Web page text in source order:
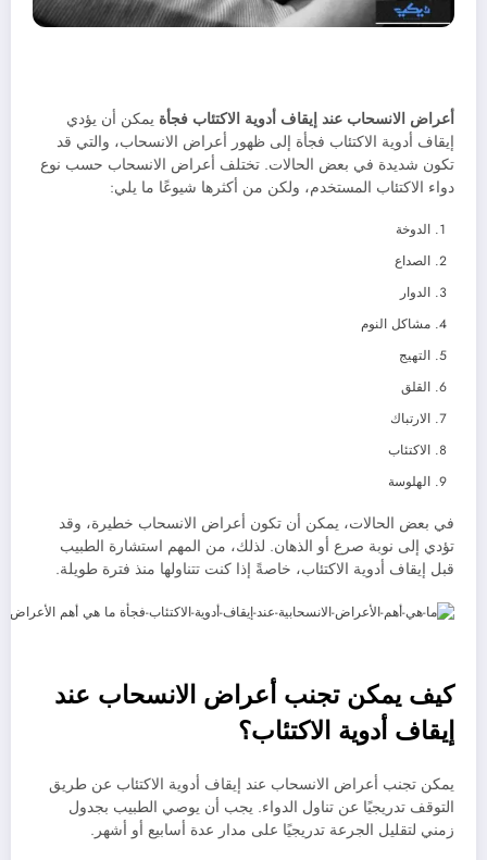
أعراض الانسحاب عند إيقاف أدوية الاكتئاب فجأة يمكن أن يؤدي
إيقاف أدوية الاكتئاب فجأة إلى ظهور أعراض الانسحاب، والتي قد
تكون شديدة في بعض الحالات. تختلف أعراض الانسحاب حسب نوع
دواء الاكتئاب المستخدم، ولكن من أكثرها شيوعًا ما يلي:
الدوخة
الصداع
الدوار
مشاكل النوم
التهيج
القلق
الارتباك
الاكتئاب
الهلوسة
في بعض الحالات، يمكن أن تكون أعراض الانسحاب خطيرة، وقد
تؤدي إلى نوبة صرع أو الذهان. لذلك، من المهم استشارة الطبيب
قبل إيقاف أدوية الاكتئاب، خاصةً إذا كنت تتناولها منذ فترة طويلة.
كيف يمكن تجنب أعراض الانسحاب عند
إيقاف أدوية الاكتئاب؟
يمكن تجنب أعراض الانسحاب عند إيقاف أدوية الاكتئاب عن طريق
التوقف تدريجيًا عن تناول الدواء. يجب أن يوصي الطبيب بجدول
زمني لتقليل الجرعة تدريجيًا على مدار عدة أسابيع أو أشهر.